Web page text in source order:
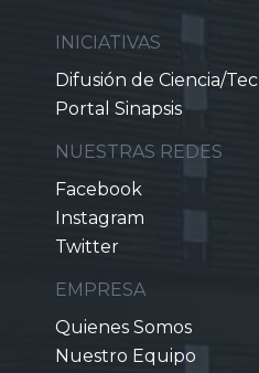
INICIATIVAS
Difusión de Ciencia/Tec
Portal Sinapsis
NUESTRAS REDES
Facebook
Instagram
Twitter
EMPRESA
Quienes Somos
Nuestro Equipo